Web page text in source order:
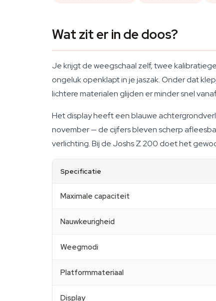
Wat zit er in de doos?
Je krijgt de weegschaal zelf, twee
ongeluk openklapt in je jaszak. Onder dat
lichtere materialen glijden er minder snel
Het display heeft een blauwe
november — de cijfers bleven scherp
verlichting. Bij de Joshs Z 200 doet het
Specificatie
Maximale capaciteit
Nauwkeurigheid
Weegmodi
Platformmateriaal
Display